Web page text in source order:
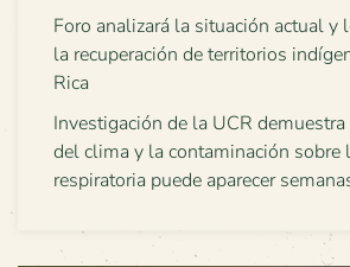
Foro analizará la situación actual y
la recuperación de territorios
Rica
Investigación de la UCR
del clima y la contaminación sobre
respiratoria puede aparecer